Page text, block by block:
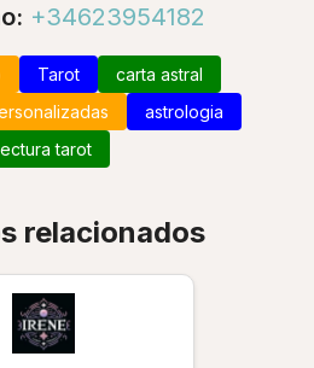
+34623954182
Tarot
carta astral
astrologia
tarot
relacionados